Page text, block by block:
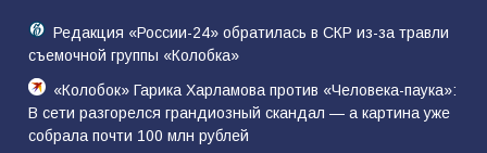
Редакция «России-24» обратилась в СКР из-за травли
съемочной группы «Колобка»
«Колобок» Гарика Харламова против «Человека-паука»:
В сети разгорелся грандиозный скандал — а картина уже
собрала почти 100 млн рублей